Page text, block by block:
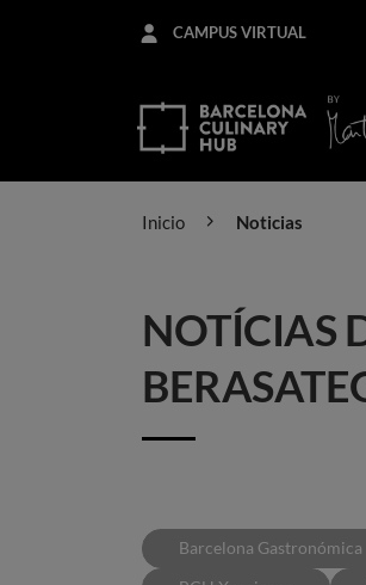
CAMPUS VIRTUAL
Inicio Noticias
NOTÍCIAS
Barcelona Gastronómica